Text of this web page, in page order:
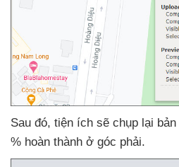
Sau đó, tiện ích sẽ chụp lại
% hoàn thành ở góc phải.